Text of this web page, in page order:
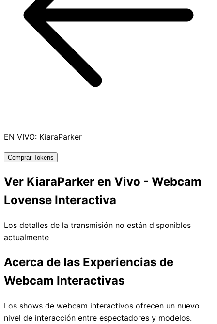
EN VIVO: KiaraParker
Comprar Tokens
Ver KiaraParker en Vivo - Webcam
Lovense Interactiva
Los detalles de la transmisión no están disponibles
actualmente
Acerca de las Experiencias de
Webcam Interactivas
Los shows de webcam interactivos ofrecen un nuevo
nivel de interacción entre espectadores y modelos.